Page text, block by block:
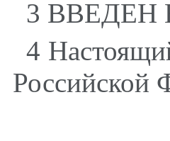
3 ВВЕДЕН
4
Российской